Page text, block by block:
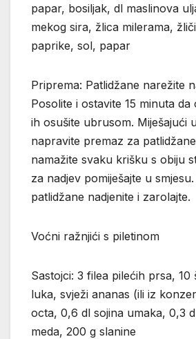
papar, bosiljak, dl maslinova
mekog sira, žlica milerama,
paprike, sol, papar
Priprema: Patlidžane narežite
Posolite i ostavite 15 minuta
ih osušite ubrusom. Miješajući
napravite premaz za
namažite svaku krišku s obiju
za nadjev pomiješajte u
patlidžane nadjenite i zarolajte.
Voćni ražnjići s piletinom
Sastojci: 3 filea pilećih prsa, 10
luka, svježi ananas (ili iz
octa, 0,6 dl sojina umaka, 0,3
meda, 200 g slanine